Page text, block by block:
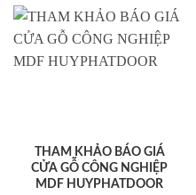
THAM KHẢO BÁO GIÁ
CỬA GỖ CÔNG NGHIỆP
MDF HUYPHATDOOR